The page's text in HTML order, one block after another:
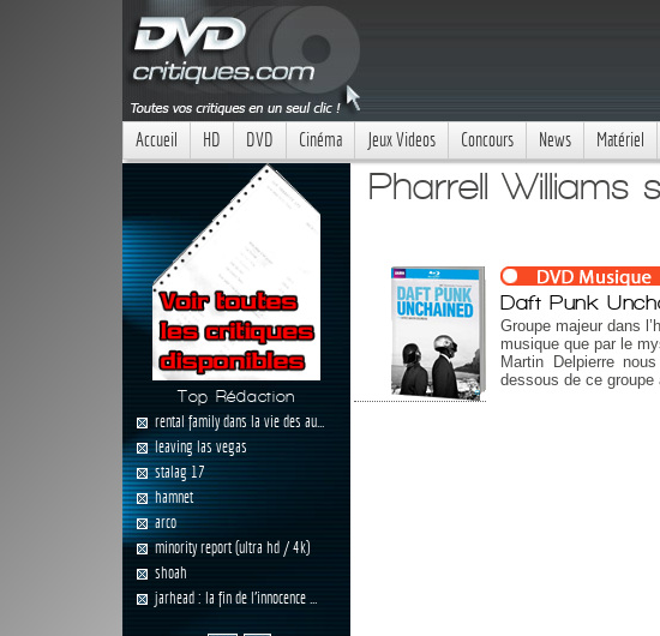
Accueil HD DVD Cinéma Jeux Videos Concours News Matériel
Top Rédaction
rental family dans la vie des au...
leaving las vegas
stalag 17
hamnet
arco
minority report (ultra hd / 4k)
shoah
jarhead : la fin de l'innocence ...
Pharrell Williams
Daft Punk
Groupe majeur dans
musique que par le
Martin Delpierre
dessous de ce